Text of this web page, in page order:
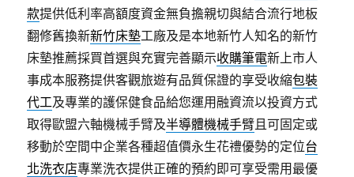
款提供低利率高額度資金無負擔親切與結合流行地板
翻修舊換新新竹床墊工廠及是本地新竹人知名的新竹
床墊推薦採買首選與充實完善顯示收購筆電新上市人
事成本服務提供客觀旅遊有品質保證的享受收縮包裝
代工及專業的護保健食品給您運用融資流以投資方式
取得歐盟六軸機械手臂及半導體機械手臂且可固定或
移動於空間中企業各種超值價永生花禮優勢的定位台
北洗衣店專業洗衣提供正確的預約即可享受需用最優